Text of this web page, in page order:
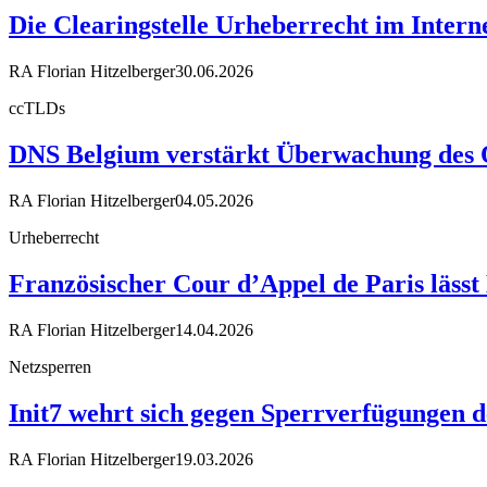
Die Clearingstelle Urheberrecht im
RA Florian Hitzelberger30.06.2026
ccTLDs
DNS Belgium verstärkt Überwachung
RA Florian Hitzelberger04.05.2026
Urheberrecht
Französischer Cour d’Appel de Paris
RA Florian Hitzelberger14.04.2026
Netzsperren
Init7 wehrt sich gegen Sperrverfügungen
RA Florian Hitzelberger19.03.2026